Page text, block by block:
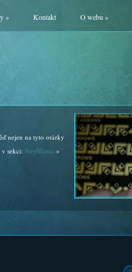
» Kontakt O webu »
nejen na tyto otázky
v sekci: StepMania»